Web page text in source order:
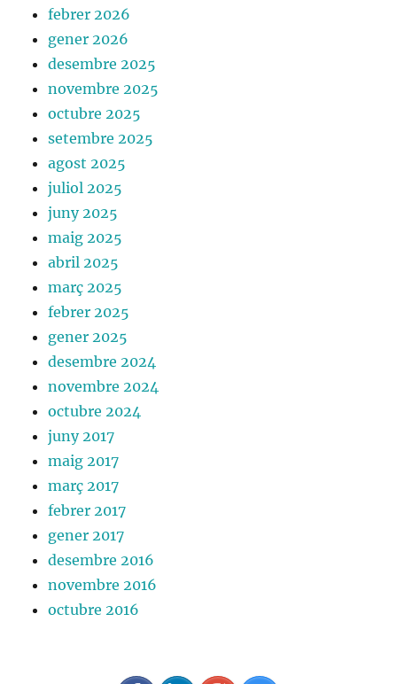
febrer 2026
gener 2026
desembre 2025
novembre 2025
octubre 2025
setembre 2025
agost 2025
juliol 2025
juny 2025
maig 2025
abril 2025
març 2025
febrer 2025
gener 2025
desembre 2024
novembre 2024
octubre 2024
juny 2017
maig 2017
març 2017
febrer 2017
gener 2017
desembre 2016
novembre 2016
octubre 2016